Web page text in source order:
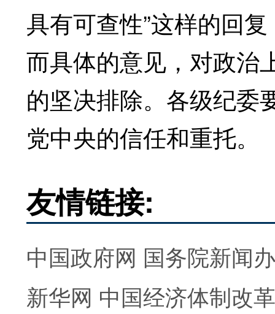
具有可查性”这样的回
而具体的意见，对政治
的坚决排除。各级纪委
党中央的信任和重托。
友情链接:
中国政府网 国务院新闻
新华网 中国经济体制改